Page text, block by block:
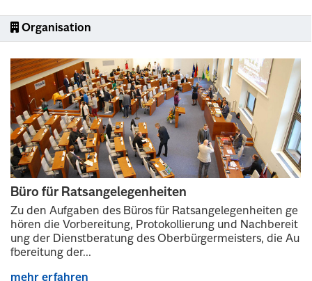
Organisation
Büro für Ratsangelegenheiten
Zu den Aufgaben des Büros für Ratsangelegenheiten ge
hören die Vorbereitung, Protokollierung und Nachbereit
ung der Dienstberatung des Oberbürgermeisters, die Au
fbereitung der...
mehr erfahren